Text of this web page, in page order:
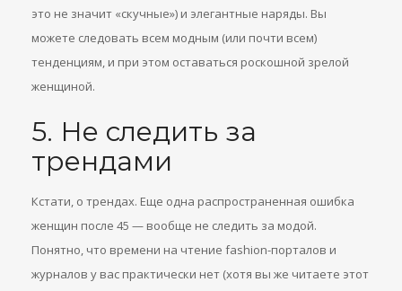
это не значит «скучные») и элегантные наряды. Вы
можете следовать всем модным (или почти всем)
тенденциям, и при этом оставаться роскошной зрелой
женщиной.
5. Не следить за
трендами
Кстати, о трендах. Еще одна распространенная ошибка
женщин после 45 — вообще не следить за модой.
Понятно, что времени на чтение fashion-порталов и
журналов у вас практически нет (хотя вы же читаете этот